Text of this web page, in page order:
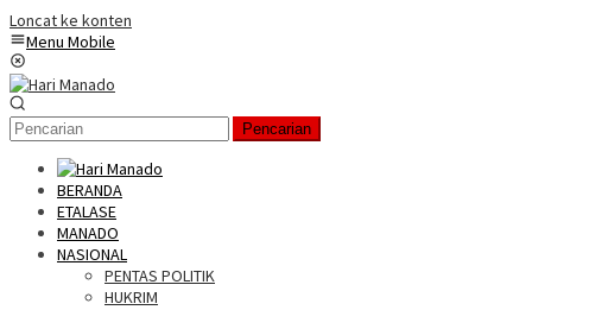
Loncat ke konten
Menu Mobile
Pencarian
BERANDA
ETALASE
MANADO
NASIONAL
PENTAS POLITIK
HUKRIM